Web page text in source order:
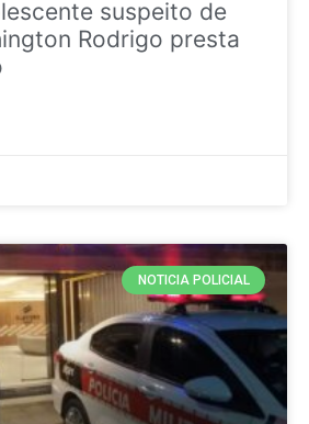
suspeito de
Rodrigo presta
NOTICIA POLICIAL